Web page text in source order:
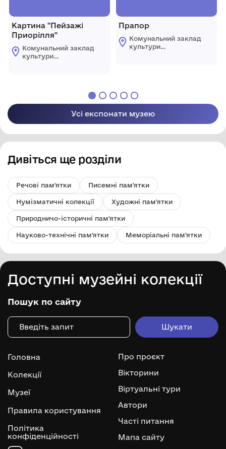
Картина "Пейзажі
Приорілля"
Комунальний заклад
культури
Прапор
Комунальний заклад
культури
Усі експонати музею
Дивіться ще розділи
Речові пам'ятки Писемні пам'ятки
Нумізматичні колекції Художні пам'ятки
Природничо-історичні пам'ятки
Науково-технічні пам'ятки Меморіальні пам'ятки
Доступні музейні колекції
Пошук по сайту
Головна
Колекції
Музеї
Правила користування
Політика
конфіденційності
Про проєкт
Вікторини
Віртуальні тури
Автори
Часті питання
Мапа сайту